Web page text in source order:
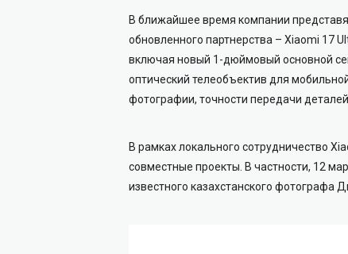
В ближайшее время компании
обновленного партнерства – Xiaomi 17
включая новый 1-дюймовый основной
оптический телеобъектив для
фотографии, точности передачи
В рамках локального сотрудничество
совместные проекты. В частности, 12
известного казахстанского фотографа